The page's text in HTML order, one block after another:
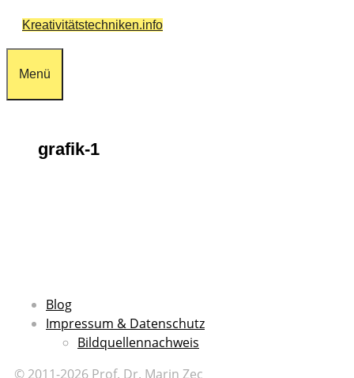
ZumKreativitätstechniken.info
Menü
grafik-1
Blog
Impressum & Datenschutz
Bildquellennachweis
© 2011-2026 Prof. Dr. Marin Zec